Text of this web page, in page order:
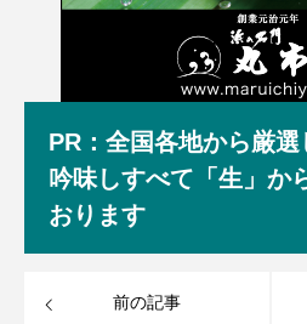
PR：全国各地から厳
吟味しすべて「生」か
おります
前の記事